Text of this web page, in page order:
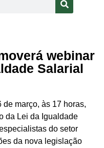
webinar
Salarial
março, às 17 horas,
da Lei da Igualdade
do setor
da nova legislação